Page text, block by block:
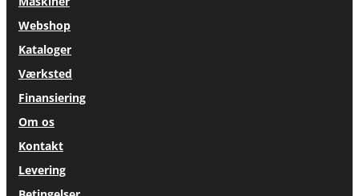
Webshop
Kataloger
Værksted
Finansiering
Om os
Kontakt
Levering